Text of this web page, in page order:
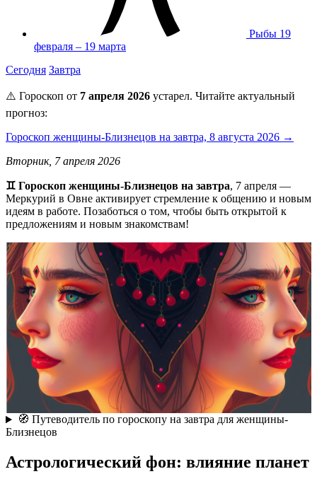
Рыбы 19
февраля – 19 марта
Сегодня Завтра
⚠️ Гороскоп от 7 апреля 2026 устарел. Читайте актуальный
прогноз:
Гороскоп женщины-Близнецов на завтра, 8 августа 2026 →
Вторник, 7 апреля 2026
♊ Гороскоп женщины-Близнецов на завтра, 7 апреля —
Меркурий в Овне активирует стремление к общению и новым
идеям в работе. Позаботься о том, чтобы быть открытой к
предложениям и новым знакомствам!
🧭 Путеводитель по гороскопу на завтра для женщины-
Близнецов
Астрологический фон: влияние планет